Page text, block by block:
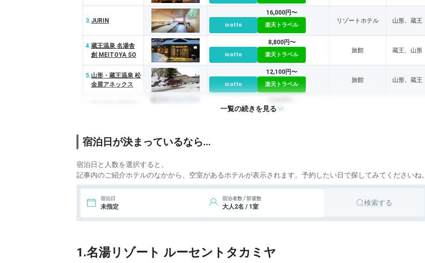
かまつや
3.JURIN
icotto
16,000円〜
楽天トラベル
リゾートホテル 山形、蔵王
4.蔵王温泉 名湯舎
創 MEITOYA SO
icotto
8,800円〜
楽天トラベル
旅館 蔵王、山形
5.山形・蔵王温泉 松
金屋アネックス
icotto
12,100円〜
楽天トラベル
旅館 山形、蔵王
icotto 楽天トラベル
7.蔵王国際ホテル
一覧の続きを見る
宿泊日が決まっているなら…
宿泊日と人数を選択すると、
記事内のご紹介ホテルのなかから、空室があるホテルが表示されます。予約したい日で探してみてくださいね。
宿泊日
未指定
宿泊者数 / 部屋数
大人2名 / 1室 検索する
1.名湯リゾート ルーセントタカミヤ